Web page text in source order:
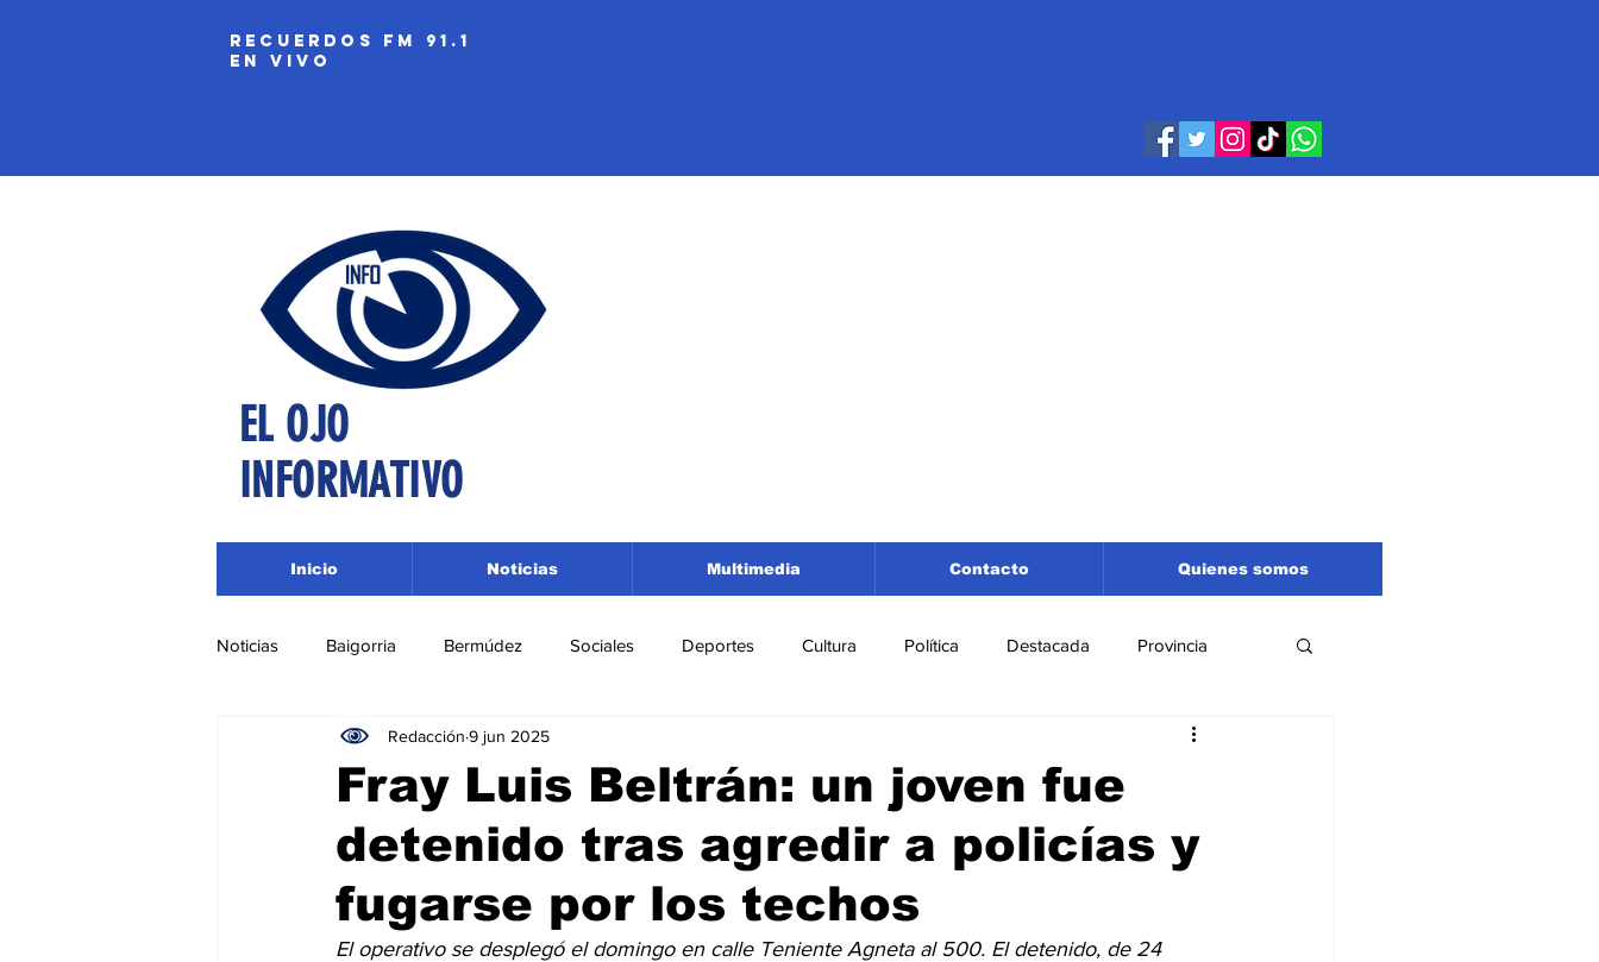
recuerdos fm 91.1
EN VIVO
EL OJO
INFORMATIVO
Inicio Noticias Multimedia Contacto Quienes somos
Noticias Baigorria Bermúdez Sociales Deportes Cultura Política Destacada Provincia
Nacionales Beltrán San Lorenzo Santa Fe
Roldán Departamento San Lorenzo Pujato Turismo Economía Liga Sanlorencina
Asociación Rosarina de Fútbol
Fray Luis Beltrán: un joven fue
detenido tras agredir a policías y
fugarse por los techos
Redacción 9 jun 2025
El operativo se desplegó el domingo en calle Teniente Agneta al 500. El detenido, de 24